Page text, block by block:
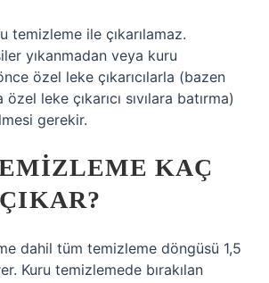
temizleme ile çıkarılamaz.
yıkanmadan veya kuru
özel leke çıkarıcılarla (bazen
leke çıkarıcı sıvılara batırma)
gerekir.
KAÇ
dahil tüm temizleme döngüsü 1,5
Kuru temizlemede bırakılan